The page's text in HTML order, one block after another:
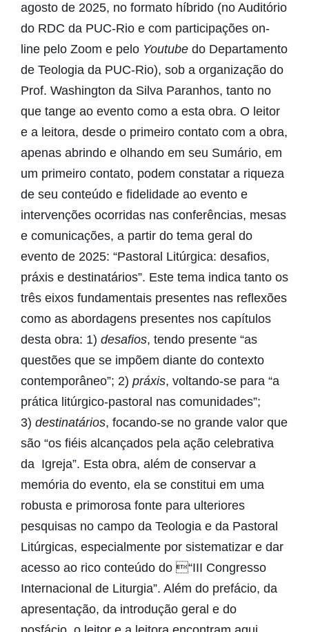
agosto de 2025, no formato híbrido (no Auditório
do RDC da PUC-Rio e com participações on-
line pelo Zoom e pelo Youtube do Departamento
de Teologia da PUC-Rio), sob a organização do
Prof. Washington da Silva Paranhos, tanto no
que tange ao evento como a esta obra. O leitor
e a leitora, desde o primeiro contato com a obra,
apenas abrindo e olhando em seu Sumário, em
um primeiro contato, podem constatar a riqueza
de seu conteúdo e fidelidade ao evento e
intervenções ocorridas nas conferências, mesas
e comunicações, a partir do tema geral do
evento de 2025: “Pastoral Litúrgica: desafios,
práxis e destinatários”. Este tema indica tanto os
três eixos fundamentais presentes nas reflexões
como as abordagens presentes nos capítulos
desta obra: 1) desafios, tendo presente “as
questões que se impõem diante do contexto
contemporâneo”; 2) práxis, voltando-se para “a
prática litúrgico-pastoral nas comunidades”;
3) destinatários, focando-se no grande valor que
são “os fiéis alcançados pela ação celebrativa
da Igreja”. Esta obra, além de conservar a
memória do evento, ela se constitui em uma
robusta e primorosa fonte para ulteriores
pesquisas no campo da Teologia e da Pastoral
Litúrgicas, especialmente por sistematizar e dar
acesso ao rico conteúdo do “III Congresso
Internacional de Liturgia”. Além do prefácio, da
apresentação, da introdução geral e do